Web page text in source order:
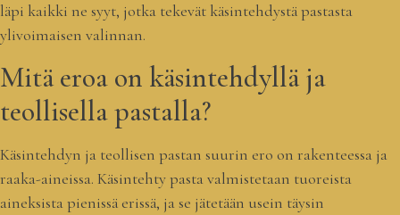
läpi kaikki ne syyt, jotka tekevät käsintehdystä pastasta
ylivoimaisen valinnan.
Mitä eroa on käsintehdyllä ja
teollisella pastalla?
Käsintehdyn ja teollisen pastan suurin ero on rakenteessa ja
raaka-aineissa. Käsintehty pasta valmistetaan tuoreista
aineksista pienissä erissä, ja se jätetään usein täysin